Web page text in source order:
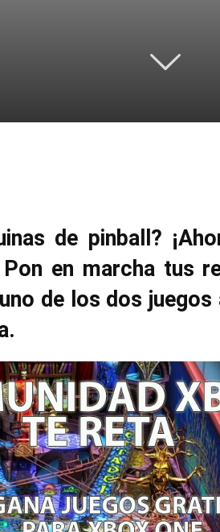
de pinball?
en marcha tus
de los dos juegos